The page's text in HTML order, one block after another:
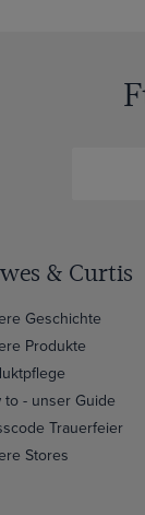
& Curtis
Geschichte
Produkte
to - unser Guide
Trauerfeier
Stores